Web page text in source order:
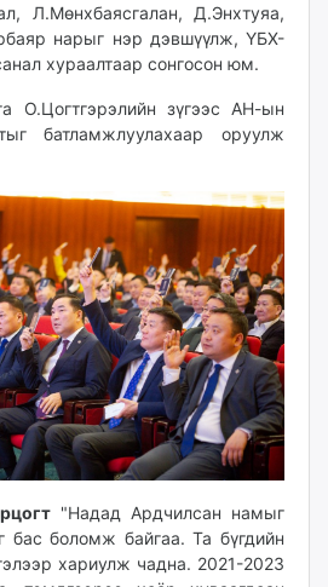
Л.Мөнхбаясгалан, Д.Энхтуяа,
нарыг нэр дэвшүүлж, ҮБХ-
хураалтаар сонгосон юм.
О.Цогтгэрэлийн зүгээс АН-ын
батламжлуулахаар оруулж
"Надад Ардчилсан намыг
бас боломж байгаа. Та бүгдийн
хариулж чадна. 2021-2023